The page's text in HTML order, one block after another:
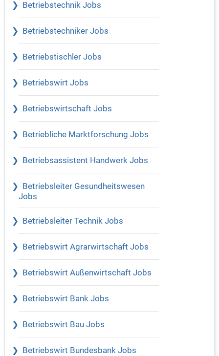
Betriebstechnik Jobs
Betriebstechniker Jobs
Betriebstischler Jobs
Betriebswirt Jobs
Betriebswirtschaft Jobs
Betriebliche Marktforschung Jobs
Betriebsassistent Handwerk Jobs
Betriebsleiter Gesundheitswesen
Jobs
Betriebsleiter Technik Jobs
Betriebswirt Agrarwirtschaft Jobs
Betriebswirt Außenwirtschaft Jobs
Betriebswirt Bank Jobs
Betriebswirt Bau Jobs
Betriebswirt Bundesbank Jobs